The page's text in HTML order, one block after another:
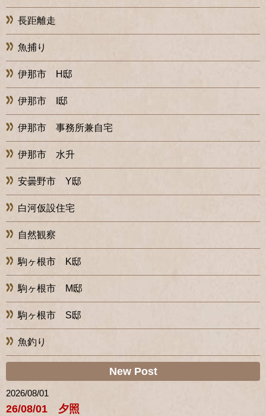
長距離走
魚捕り
伊那市 H邸
伊那市 I邸
伊那市 事務所兼自宅
伊那市 水升
安曇野市 Y邸
白河仮設住宅
自然観察
駒ヶ根市 K邸
駒ヶ根市 M邸
駒ヶ根市 S邸
魚釣り
New Post
2026/08/01
26/08/01 夕照